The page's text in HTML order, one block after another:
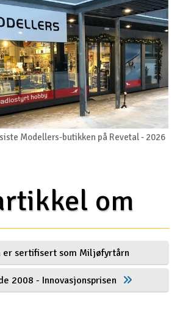
Modellers-butikken på Revetal - 2026
om
er sertifisert som Miljøfyrtårn
2008 - Innovasjonsprisen